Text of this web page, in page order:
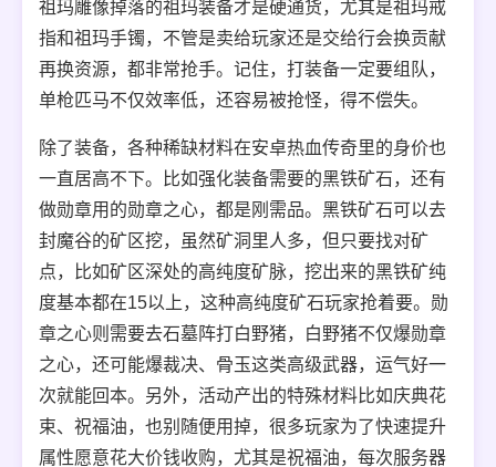
祖玛雕像掉落的祖玛装备才是硬通货，尤其是祖玛戒
指和祖玛手镯，不管是卖给玩家还是交给行会换贡献
再换资源，都非常抢手。记住，打装备一定要组队，
单枪匹马不仅效率低，还容易被抢怪，得不偿失。
除了装备，各种稀缺材料在安卓热血传奇里的身价也
一直居高不下。比如强化装备需要的黑铁矿石，还有
做勋章用的勋章之心，都是刚需品。黑铁矿石可以去
封魔谷的矿区挖，虽然矿洞里人多，但只要找对矿
点，比如矿区深处的高纯度矿脉，挖出来的黑铁矿纯
度基本都在15以上，这种高纯度矿石玩家抢着要。勋
章之心则需要去石墓阵打白野猪，白野猪不仅爆勋章
之心，还可能爆裁决、骨玉这类高级武器，运气好一
次就能回本。另外，活动产出的特殊材料比如庆典花
束、祝福油，也别随便用掉，很多玩家为了快速提升
属性愿意花大价钱收购，尤其是祝福油，每次服务器